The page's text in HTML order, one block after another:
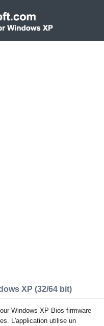
XP (32/64 bit)
Windows XP Bios firmware
L'application utilise un